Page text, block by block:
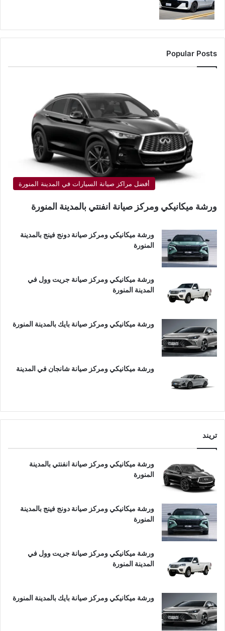
Popular Posts
أفضل مراكز صيانة السيارات في المدينة المنورة
ورشة ميكانيكي ومركز صيانة انفنتي بالمدينة المنورة
ورشة ميكانيكي ومركز صيانة دونج فينج بالمدينة
المنورة
ورشة ميكانيكي ومركز صيانة جريت وول في
المدينة المنورة
ورشة ميكانيكي ومركز صيانة بايك بالمدينة المنورة
ورشة ميكانيكي ومركز صيانة شانجان في المدينة
تريند
ورشة ميكانيكي ومركز صيانة انفنتي بالمدينة
المنورة
ورشة ميكانيكي ومركز صيانة دونج فينج بالمدينة
المنورة
ورشة ميكانيكي ومركز صيانة جريت وول في
المدينة المنورة
ورشة ميكانيكي ومركز صيانة بايك بالمدينة المنورة